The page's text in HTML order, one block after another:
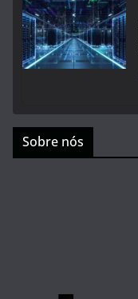
Sobre nós